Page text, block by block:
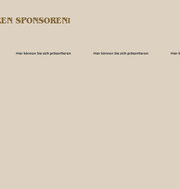
SPONSOREN!